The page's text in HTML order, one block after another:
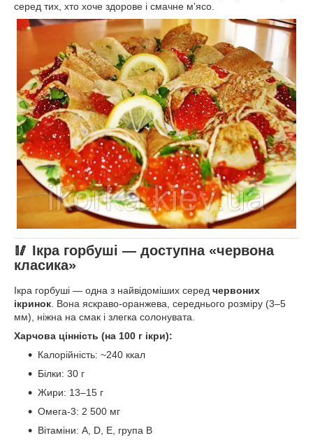
серед тих, хто хоче здорове і смачне м’ясо.
🥢 Ікра горбуші — доступна «червона
класика»
Ікра горбуші — одна з найвідоміших серед червоних
ікринок . Вона яскраво-оранжева, середнього розміру (3–5
мм), ніжна на смак і злегка солонувата.
Харчова цінність (на 100 г ікри):
Калорійність: ~240 ккал
Білки: 30 г
Жири: 13–15 г
Омега-3: 2 500 мг
Вітаміни: A, D, E, група B